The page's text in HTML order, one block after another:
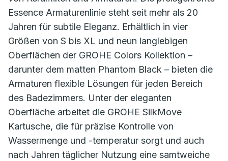
Essence Armaturenlinie steht seit mehr als 20
Jahren für subtile Eleganz. Erhältlich in vier
Größen von S bis XL und neun langlebigen
Oberflächen der GROHE Colors Kollektion –
darunter dem matten Phantom Black – bieten die
Armaturen flexible Lösungen für jeden Bereich
des Badezimmers. Unter der eleganten
Oberfläche arbeitet die GROHE SilkMove
Kartusche, die für präzise Kontrolle von
Wassermenge und -temperatur sorgt und auch
nach Jahren täglicher Nutzung eine samtweiche